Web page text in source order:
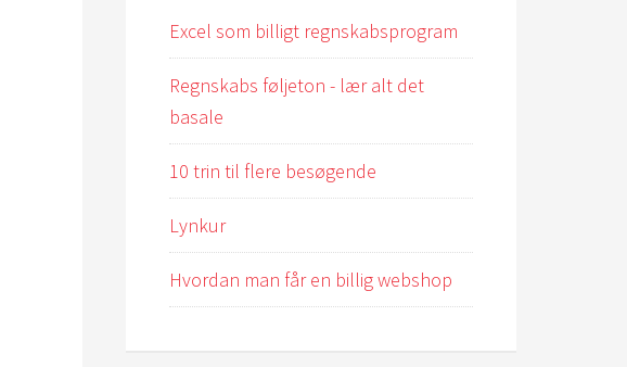
Excel som billigt regnskabsprogram
Regnskabs føljeton - lær alt det
basale
10 trin til flere besøgende
Lynkur
Hvordan man får en billig webshop